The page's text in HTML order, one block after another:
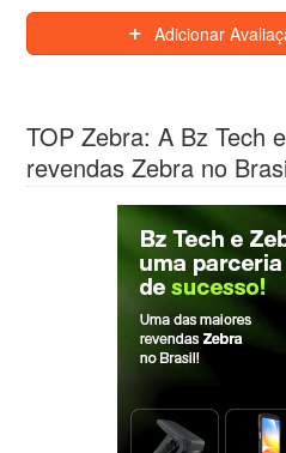
Adicionar
TOP Zebra: A Bz Tech
revendas Zebra no